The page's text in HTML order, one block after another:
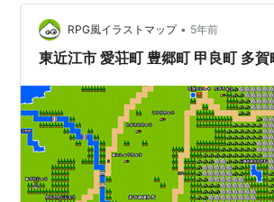
色付いた紅葉が。 国宝の三重の塔。 も
紅葉に覆われる。 歴史を感じさせる佇ま
辺りで見られる苔。美しい緑色をしてい
RPG風イラストマップ • 5年前
東近江市 愛荘町 豊郷町 甲良町 多賀